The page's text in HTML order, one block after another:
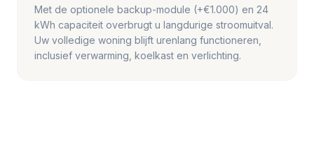
Met de optionele backup-module (+€1.000) en 24
kWh capaciteit overbrugt u langdurige stroomuitval.
Uw volledige woning blijft urenlang functioneren,
inclusief verwarming, koelkast en verlichting.